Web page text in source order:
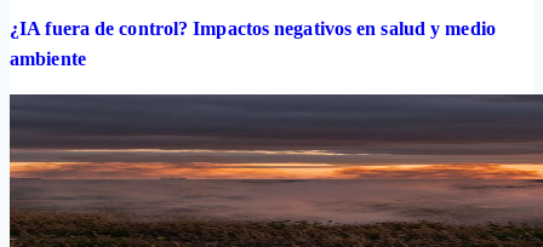
¿IA fuera de control? Impactos negativos en salud y medio
ambiente